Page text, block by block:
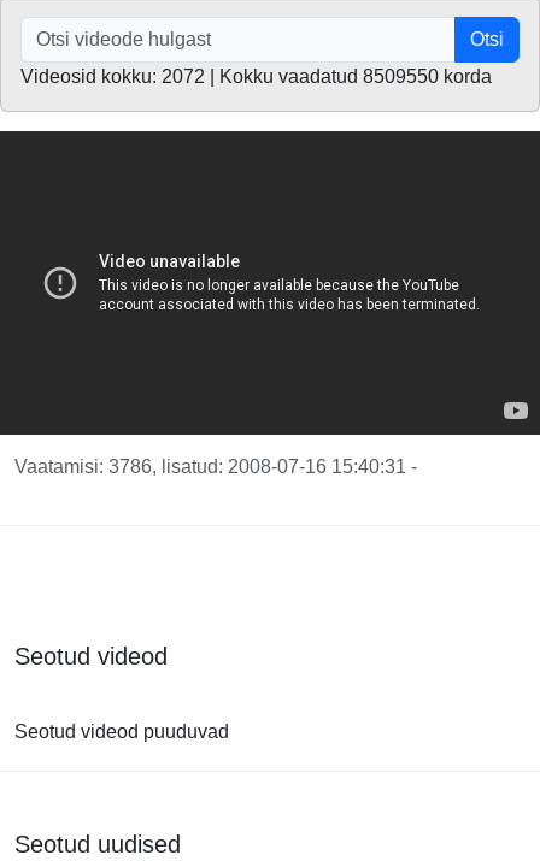
Otsi
Videosid kokku: 2072 | Kokku vaadatud 8509550 korda
Vaatamisi: 3786, lisatud: 2008-07-16 15:40:31 -
Seotud videod
Seotud videod puuduvad
Seotud uudised